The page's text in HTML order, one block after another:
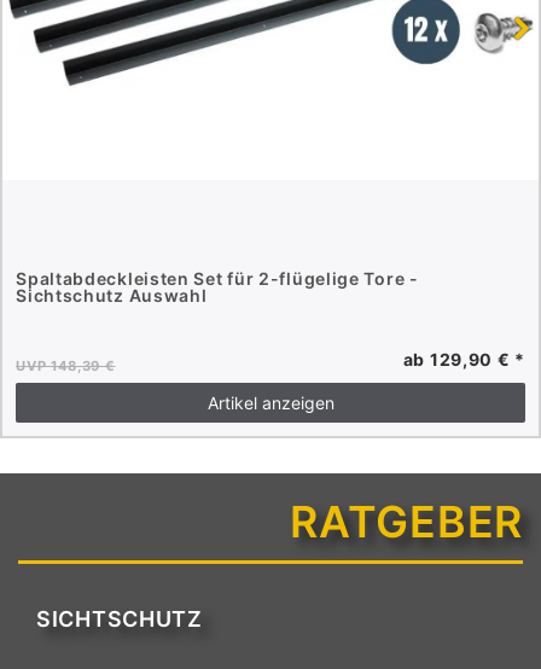
Spaltabdeckleisten Set für 2-flügelige Tore -
Sichtschutz Auswahl
UVP 148,39 € ab 129,90 € *
Artikel anzeigen
RATGEBER
SICHTSCHUTZ